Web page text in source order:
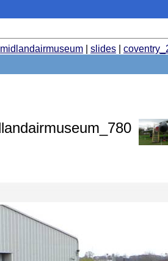
midlandairmuseum slides